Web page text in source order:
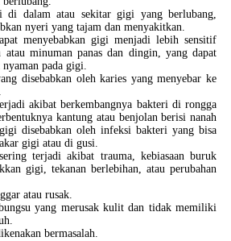
di dalam atau sekitar gigi yang berlubang,
nyeri yang tajam dan menyakitkan.
menyebabkan gigi menjadi lebih sensitif
atau minuman panas dan dingin, yang dapat
pada gigi.
disebabkan oleh karies yang menyebar ke
akibat berkembangnya bakteri di rongga
kantung atau benjolan berisi nanah
disebabkan oleh infeksi bakteri yang bisa
gigi atau di gusi.
terjadi akibat trauma, kebiasaan buruk
gigi, tekanan berlebihan, atau perubahan
atau rusak.
yang merusak kulit dan tidak memiliki
bermasalah.